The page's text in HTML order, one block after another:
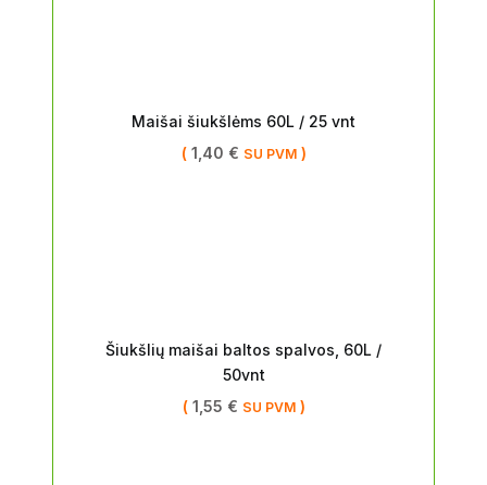
Maišai šiukšlėms 60L / 25 vnt
( 1,40 € SU PVM)
Šiukšlių maišai baltos spalvos, 60L /
50vnt
( 1,55 € SU PVM)